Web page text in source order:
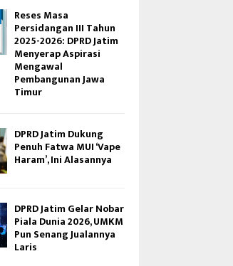
Reses Masa
Persidangan III Tahun
2025-2026: DPRD Jatim
Menyerap Aspirasi
Mengawal
Pembangunan Jawa
Timur
DPRD Jatim Dukung
Penuh Fatwa MUI ‘Vape
Haram’, Ini Alasannya
DPRD Jatim Gelar Nobar
Piala Dunia 2026, UMKM
Pun Senang Jualannya
Laris